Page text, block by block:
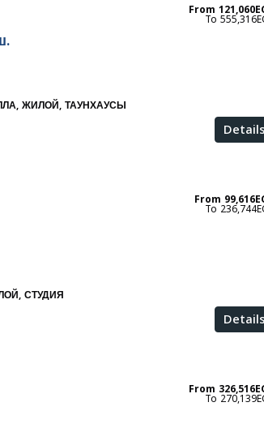
From
ЖИЛОЙ, ТАУНХАУСЫ
Details
From
СТУДИЯ
Details
From